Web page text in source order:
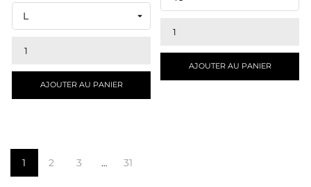
AJOUTER AU PANIER
AJOUTER AU PANIER
1 2 3 … 31